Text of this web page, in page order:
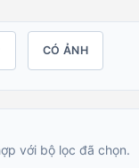
CÓ ẢNH
với bộ lọc đã chọn.